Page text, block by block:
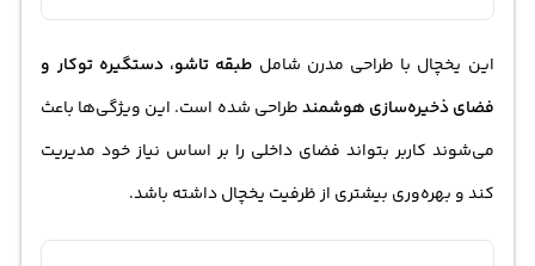
این یخچال با طراحی مدرن شامل طبقه تاشو، دستگیره توکار و
فضای ذخیره‌سازی هوشمندطراحی شده است. این ویژگی‌ها باعث
می‌شوند کاربر بتواند فضای داخلی را بر اساس نیاز خود مدیریت
کند و بهره‌وری بیشتری از ظرفیت یخچال داشته باشد.